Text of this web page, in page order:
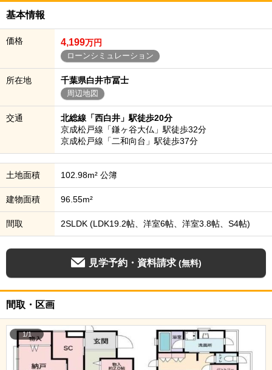
基本情報
価格 4,199万円
ローンシミュレーション
所在地 千葉県白井市冨士
周辺地図
交通
北総線「西白井」駅徒歩20分
京成松戸線「鎌ヶ谷大仏」駅徒歩32分
京成松戸線「二和向台」駅徒歩37分
土地面積 102.98m² 公簿
建物面積 96.55m²
間取 2SLDK (LDK19.2帖、洋室6帖、洋室3.8帖、S4帖)
見学予約・資料請求 (無料)
間取・区画
1/1